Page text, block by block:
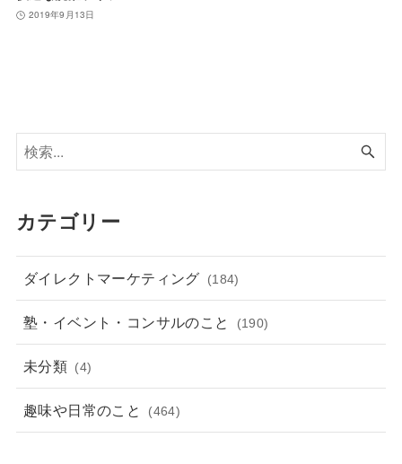
2019年9月13日
カテゴリー
ダイレクトマーケティング (184)
塾・イベント・コンサルのこと (190)
未分類 (4)
趣味や日常のこと (464)